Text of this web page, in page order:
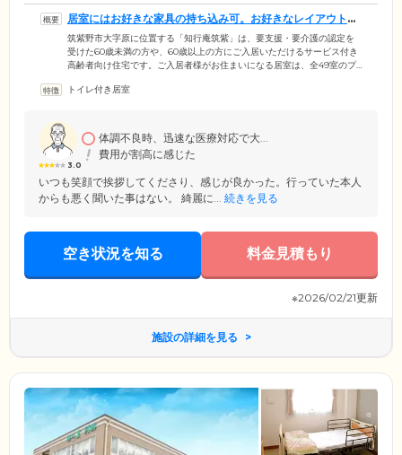
居室にはお好きな家具の持ち込み可。お好きなレイアウトで
くつろげます
筑紫野市大字原に位置する「知行庵筑紫」は、要支援・要介護の認定を
受けた60歳未満の方や、60歳以上の方にご入居いただけるサービス付き
高齢者向け住宅です。ご入居者様がお住まいになる居室は、全49室のプ
ほか、エアコンが備え付けられており、おひとりの時間も快適にお過ご
内には食堂が2ヶ所、談話室が1ヶ所と、ほかのご入居者様とコミュニケ
ーションがとりやすい環境です。
トイレ付き居室
3.0
体調不良時、迅速な医療対応で大...
費用が割高に感じた
いつも笑顔で挨拶してくださり、感じが良かった。行っていた本人
からも悪く聞いた事はない。 綺麗に... 続きを見る
空き状況を知る 料金見積もり
※2026/02/21更新
施設の詳細を見る